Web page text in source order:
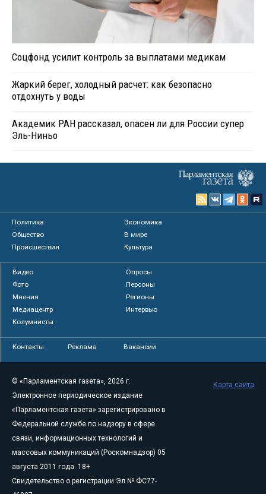
Соцфонд усилит контроль за выплатами медикам
Жаркий берег, холодный расчет: как безопасно
отдохнуть у воды
Академик РАН рассказал, опасен ли для России супер
Эль-Ниньо
Политика
Экономика
Общество
В мире
Происшествия
Культура
Видео
Опросы
Фото
Персоны
Мнения
Регионы
Медиацентр
Интервью
Колумнисты
Контакты Реклама Вакансии
© «Парламентская газета», 2026 г.
Электронное периодическое издание
«Парламентская газета» зарегистрировано в
Федеральной службе по надзору в сфере
связи, информационных технологий и
массовых коммуникаций (Роскомнадзор) 05
августа 2011 года. 18+
Свидетельство о регистрации Эл № ФС77-
Карта сайта